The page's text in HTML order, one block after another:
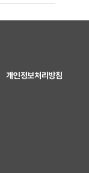
개인정보처리방침